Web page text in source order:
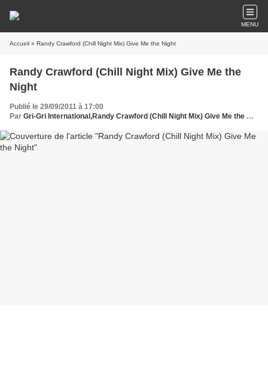
MENU
Accueil » Randy Crawford (Chill Night Mix) Give Me the Night
Randy Crawford (Chill Night Mix) Give Me the
Night
Publié le 29/09/2011 à 17:00
Par Gri-Gri International,Randy Crawford (Chill Night Mix) Give Me the Night , oussou